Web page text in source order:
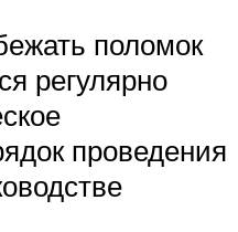
поломок
регулярно
проведения